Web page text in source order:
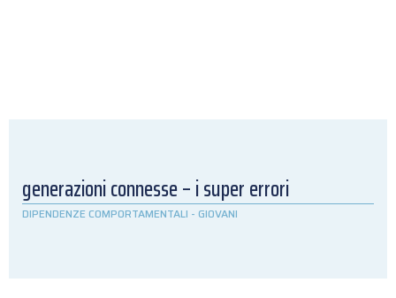
generazioni connesse – i super errori
DIPENDENZE COMPORTAMENTALI - GIOVANI